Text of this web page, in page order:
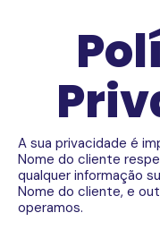
A sua privacidade é
Nome do cliente
qualquer informação
Nome do cliente, e
operamos.